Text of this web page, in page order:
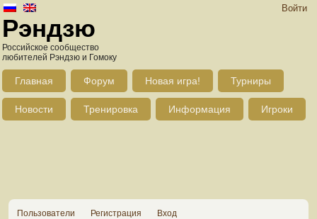
Войти
Рэндзю
Российское сообщество
любителей Рэндзю и Гомоку
Главная Форум Новая игра! Турниры
Новости Тренировка Информация Игроки
Пользователи Регистрация Вход